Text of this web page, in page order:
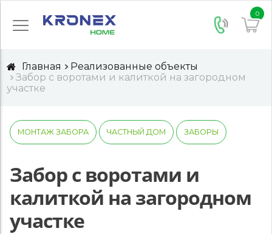
0
Главная
Реализованные объекты
Забор с воротами и калиткой на загородном
участке
МОНТАЖ ЗАБОРА ЧАСТНЫЙ ДОМ ЗАБОРЫ
Забор с воротами и
калиткой на загородном
участке